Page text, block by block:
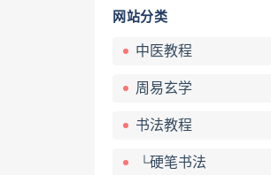
网站分类
中医教程
周易玄学
书法教程
└硬笔书法